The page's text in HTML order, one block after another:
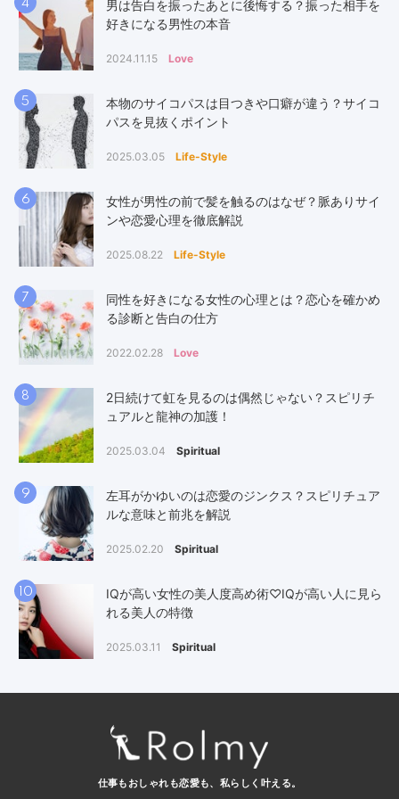
4
男は告白を振ったあとに後悔する？振った相手を
好きになる男性の本音
2024.11.15 Love
5
本物のサイコパスは目つきや口癖が違う？サイコ
パスを見抜くポイント
2025.03.05 Life-Style
6
女性が男性の前で髪を触るのはなぜ？脈ありサイ
ンや恋愛心理を徹底解説
2025.08.22 Life-Style
7
同性を好きになる女性の心理とは？恋心を確かめ
る診断と告白の仕方
2022.02.28 Love
8
2日続けて虹を見るのは偶然じゃない？スピリチ
ュアルと龍神の加護！
2025.03.04 Spiritual
9
左耳がかゆいのは恋愛のジンクス？スピリチュア
ルな意味と前兆を解説
2025.02.20 Spiritual
10
IQが高い女性の美人度高め術♡IQが高い人に見ら
れる美人の特徴
2025.03.11 Spiritual
仕事もおしゃれも恋愛も、 私らしく叶える。